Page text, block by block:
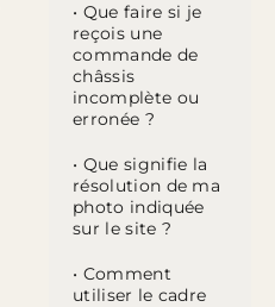
• Que faire si je
reçois une
commande de
châssis
incomplète ou
erronée ?
• Que signifie la
résolution de ma
photo indiquée
sur le site ?
• Comment
utiliser le cadre